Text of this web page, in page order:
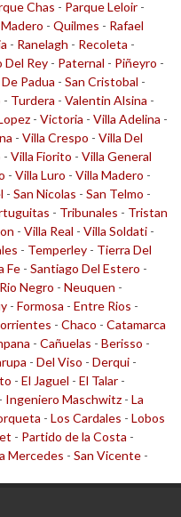
Chas - Parque Leloir -
- Quilmes - Rafael
- Ranelagh - Recoleta -
Del Rey - Paternal - Piñeyro -
Padua - San Cristobal -
- Turdera - Valentin Alsina -
- Victoria - Villa Adelina -
- Villa Crespo - Villa Del
- Villa Fiorito - Villa General
- Villa Luro - Villa Madero -
- San Nicolas - San Telmo -
- Tribunales - Tristan
- Villa Real - Villa Soldati -
- Temperley - Tierra Del
Fe - Santiago Del Estero -
Rio Negro - Neuquen -
- Formosa - Entre Rios -
- Chaco - Catamarca
- Cañuelas - Berisso -
- Del Viso - Derqui -
- El Jaguel - El Talar -
- Ingeniero Maschwitz - La
- Los Cardales - Lobos
- Partido de la Costa -
Mercedes - San Vicente -